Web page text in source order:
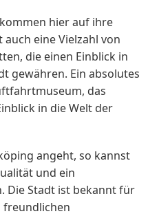
hier auf ihre
eine Vielzahl von
die einen Einblick in
gewähren. Ein absolutes
das
in die Welt der
angeht, so kannst
und ein
Die Stadt ist bekannt für
freundlichen